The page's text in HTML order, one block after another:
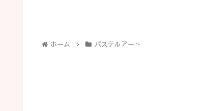
ホーム パステルアート